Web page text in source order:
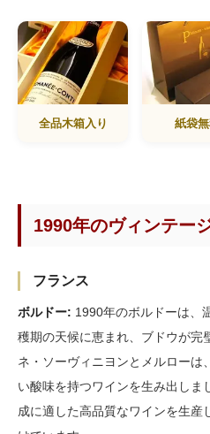
全品木箱入り 紙袋
1990年のヴィンテー
フランス
ボルドー: 1990年のボルドーは、
穫期の天候に恵まれ、ブドウが完
ネ・ソーヴィニヨンとメルローは
い酸味を持つワインを生み出しま
成に適した高品質なワインを生産